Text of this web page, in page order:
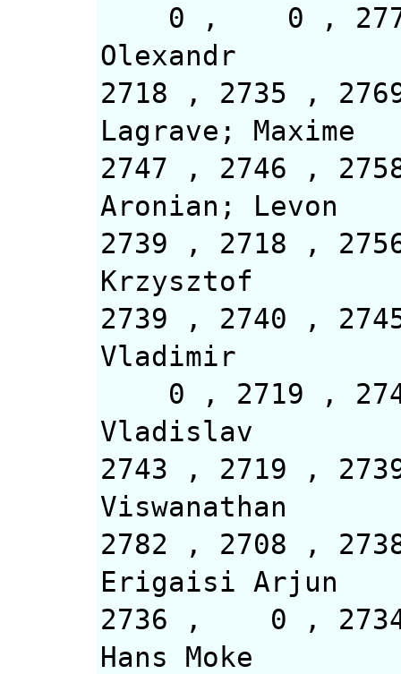
0 , 0 ,
Olexandr
2718 , 2735 ,
Lagrave; Maxime
2747 ,
Aronian; Levon
2739 , 2718
Krzysztof
2739 , 2740
Vladimir
0 , 2719 ,
Vladislav
2743 ,
Viswanathan
2782 ,
Erigaisi Arjun
2736 , 0 ,
Hans Moke